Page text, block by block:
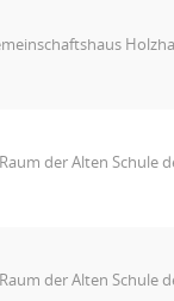
der Alten Schule
der Alten Schule